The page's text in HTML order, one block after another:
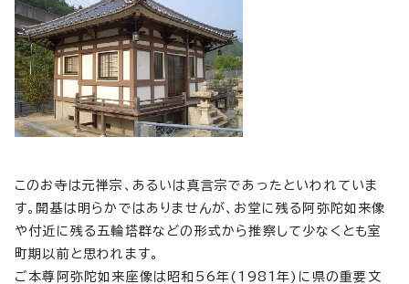
このお寺は元禅宗、あるいは真言宗であったといわれていま
す。開基は明らかではありませんが、お堂に残る阿弥陀如来像
や付近に残る五輪塔群などの形式から推察して少なくとも室
町期以前と思われます。
ご本尊阿弥陀如来座像は昭和56年(1981年)に県の重要文